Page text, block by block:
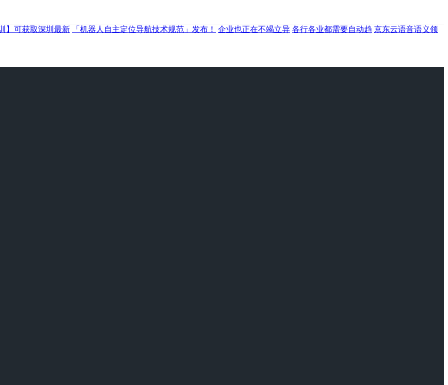
】可获取深圳最新 「机器人自主定位导航技术规范」发布！ 企业也正在不竭立异 各行各业都需要自动趋 京东云语音语义领